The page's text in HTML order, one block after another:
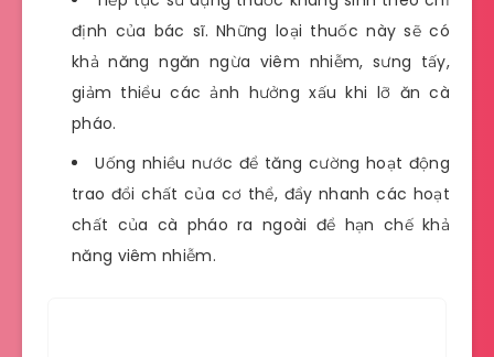
định của bác sĩ. Những loại thuốc này sẽ có
khả năng ngăn ngừa viêm nhiễm, sưng tấy,
giảm thiểu các ảnh hưởng xấu khi lỡ ăn cà
pháo.
Uống nhiều nước để tăng cường hoạt động
trao đổi chất của cơ thể, đẩy nhanh các hoạt
chất của cà pháo ra ngoài để hạn chế khả
năng viêm nhiễm.